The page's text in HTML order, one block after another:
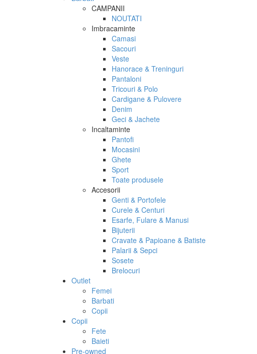
CAMPANII
NOUTATI
Imbracaminte
Camasi
Sacouri
Veste
Hanorace & Treninguri
Pantaloni
Tricouri & Polo
Cardigane & Pulovere
Denim
Geci & Jachete
Incaltaminte
Pantofi
Mocasini
Ghete
Sport
Toate produsele
Accesorii
Genti & Portofele
Curele & Centuri
Esarfe, Fulare & Manusi
Bijuterii
Cravate & Papioane & Batiste
Palarii & Sepci
Sosete
Brelocuri
Outlet
Femei
Barbati
Copii
Copii
Fete
Baieti
Pre-owned